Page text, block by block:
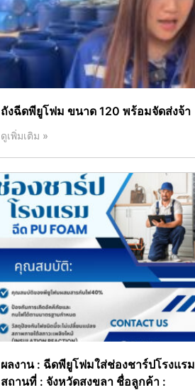
ถังฉีดพียูโฟม ขนาด 120 พร้อมจัดส่งจ้า
ดูเพิ่มเติม »
ผลงาน : ฉีดพียูโฟมใส่ช่องชาร์ปโรงแรม
สถานที่ : จังหวัดสงขลา ชื่อลูกค้า :